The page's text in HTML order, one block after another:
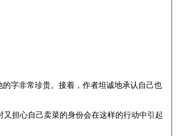
字非常珍贵。接着，作者坦诚地承认自己也
担心自己卖菜的身份会在这样的行动中引起